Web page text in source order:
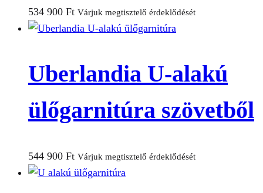
534 900 Ft Várjuk megtisztelő érdeklődését
Uberlandia U-alakú
ülőgarnitúra szövetből
544 900 Ft Várjuk megtisztelő érdeklődését